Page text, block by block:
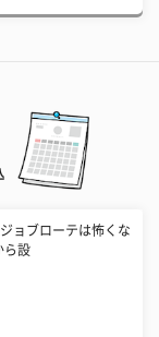
ョブローテは怖くな
ら設